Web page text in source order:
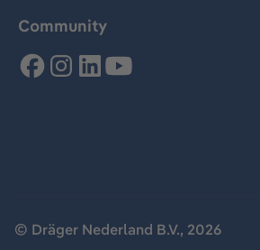
Community
© Dräger Nederland B.V., 2026